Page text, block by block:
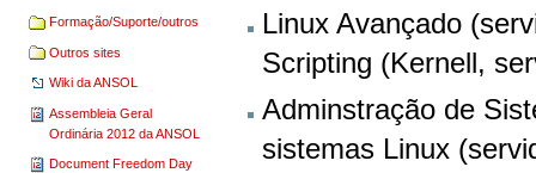
Formação/Suporte/outros
Outros sites
Wiki da ANSOL
Assembleia Geral
Ordinária 2012 da ANSOL
Document Freedom Day
Linux Avançado
Scripting (Kernell,
Adminstração de
sistemas Linux